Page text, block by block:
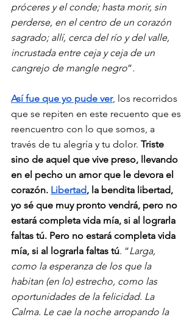
próceres y el conde; hasta morir, sin
perderse, en el centro de un corazón
sagrado; allí, cerca del río y del valle,
incrustada entre ceja y ceja de un
cangrejo de mangle negro”.
Así fue que yo pude ver, los recorridos
que se repiten en este recuento que es
reencuentro con lo que somos, a
través de tu alegría y tu dolor. Triste
sino de aquel que vive preso, llevando
en el pecho un amor que le devora el
corazón. Libertad, la bendita libertad,
yo sé que muy pronto vendrá, pero no
estará completa vida mía, si al lograrla
faltas tú. Pero no estará completa vida
mía, si al lograrla faltas tú. “Larga,
como la esperanza de los que la
habitan (en lo) estrecho, como las
oportunidades de la felicidad. La
Calma. Le cae la noche arropando la